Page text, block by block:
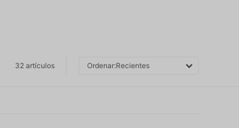
32 artículos Recientes